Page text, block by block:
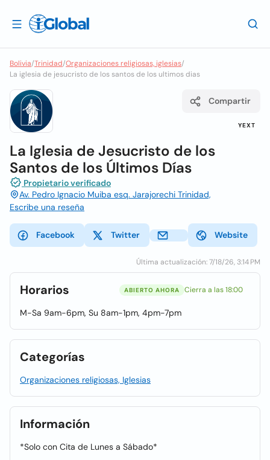
Bolivia/Trinidad/Organizaciones religiosas, iglesias/
La iglesia de jesucristo de los santos de los ultimos dias
YEXT
Compartir
La Iglesia de Jesucristo de los
Santos de los Últimos Días
Propietario verificado
Av. Pedro Ignacio Muiba esq. Jarajorechi Trinidad,
Escribe una reseña
Facebook Twitter Website
Última actualización: 7/18/26, 3:14 PM
Horarios ABIERTO AHORA Cierra a las 18:00
M-Sa 9am-6pm, Su 8am-1pm, 4pm-7pm
Categorías
Organizaciones religiosas, Iglesias
Información
*Solo con Cita de Lunes a Sábado*